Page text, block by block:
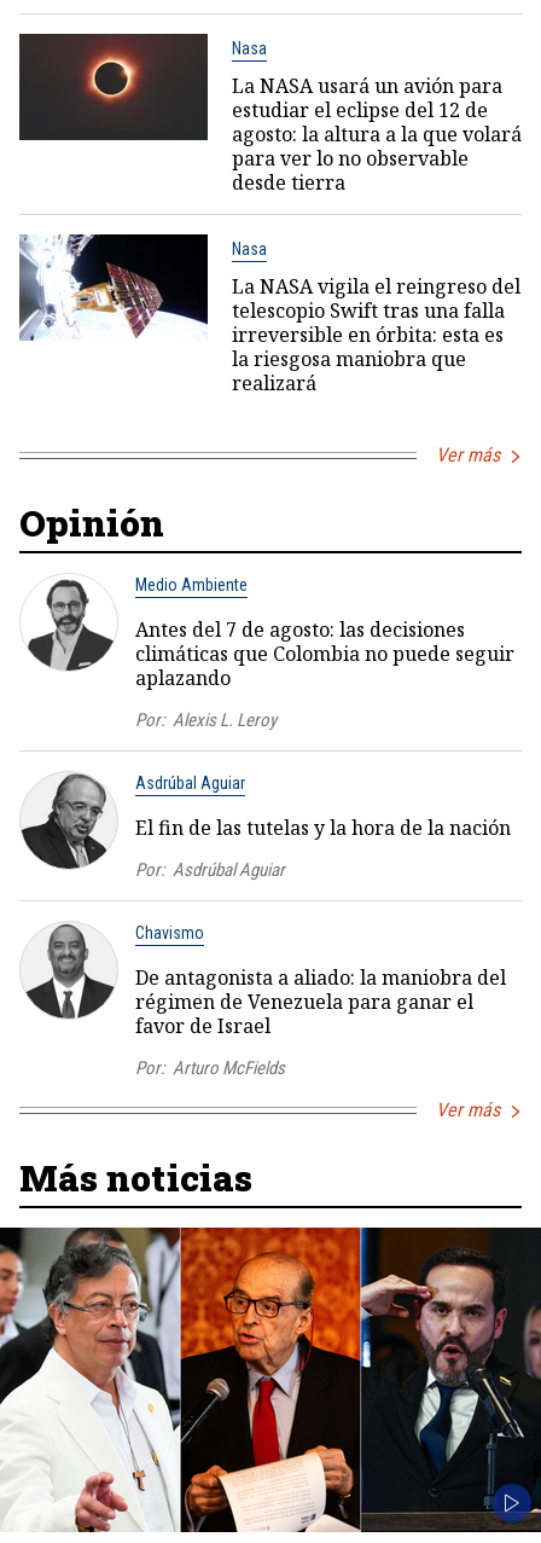
Nasa
La NASA usará un avión para
estudiar el eclipse del 12 de
agosto: la altura a la que volará
para ver lo no observable
desde tierra
Nasa
La NASA vigila el reingreso del
telescopio Swift tras una falla
irreversible en órbita: esta es
la riesgosa maniobra que
realizará
Ver más
Opinión
Medio Ambiente
Antes del 7 de agosto: las decisiones
climáticas que Colombia no puede seguir
aplazando
Por: Alexis L. Leroy
Asdrúbal Aguiar
El fin de las tutelas y la hora de la nación
Por: Asdrúbal Aguiar
Chavismo
De antagonista a aliado: la maniobra del
régimen de Venezuela para ganar el
favor de Israel
Por: Arturo McFields
Ver más
Más noticias